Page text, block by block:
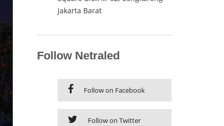
Jakarta Barat
Follow Netraled
Follow on Facebook
Follow on Twitter